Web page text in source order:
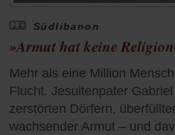
Südlibanon
»Armut hat keine
Mehr als eine Million
Flucht. Jesuitenpater
zerstörten Dörfern,
wachsender Armut – und